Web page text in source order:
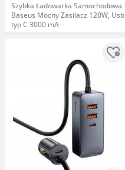
Szybka Ładowarka Samochodowa
Baseus Mocny Zasilacz 120W, Usb
typ C 3000 mA